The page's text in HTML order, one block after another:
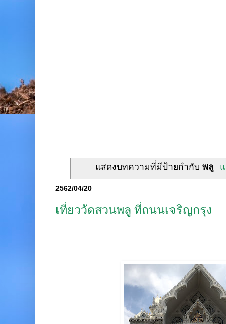
แสดงบทความที่มีป้ายกำกับ พลู
2562/04/20
เที่ยววัดสวนพลู ที่ถนนเจริญกรุง